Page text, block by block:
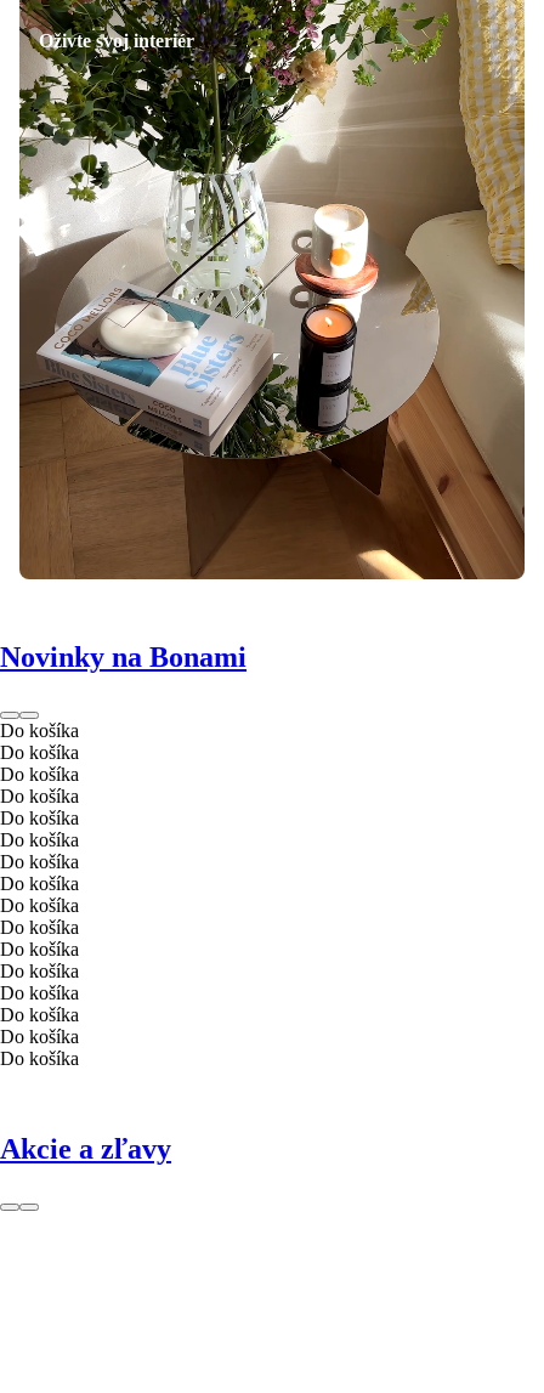
Oživte svoj interiér
Novinky na Bonami
Do košíka
Do košíka
Do košíka
Do košíka
Do košíka
Do košíka
Do košíka
Do košíka
Do košíka
Do košíka
Do košíka
Do košíka
Do košíka
Do košíka
Do košíka
Do košíka
Akcie a zľavy